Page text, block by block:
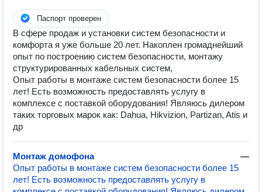
Паспорт проверен
В сфере продаж и установки систем безопасности и
комфорта я уже больше 20 лет. Накоплен громаднейший
опыт по построению систем безопасности, монтажу
структурированных кабельных систем,
Опыт работы в монтаже систем безопасности более 15
лет! Есть возможность предоставлять услугу в
комплексе с поставкой оборудования! Являюсь дилером
таких торговых марок как: Dahua, Hikvizion, Partizan, Atis и
др
Монтаж домофона
—
Опыт работы в монтаже систем безопасности более 15
лет! Есть возможность предоставлять услугу в